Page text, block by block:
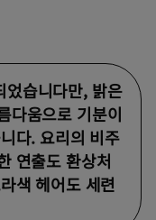
었습니다만, 밝은
다움으로 기분이
다. 요리의 비주
연출도 환상처
색 헤어도 세련